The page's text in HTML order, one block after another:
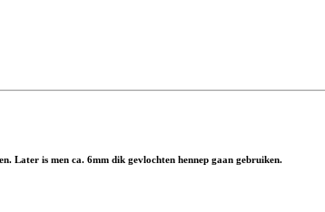
Later is men ca. 6mm dik gevlochten hennep gaan gebruiken.